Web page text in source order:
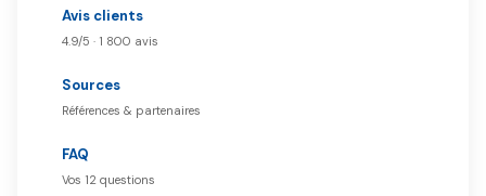
Avis clients
4.9/5 · 1 800 avis
Sources
Références & partenaires
FAQ
Vos 12 questions